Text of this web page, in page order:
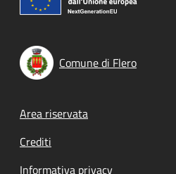
Comune di Flero
Footer menu
Area riservata
Crediti
Informativa privacy